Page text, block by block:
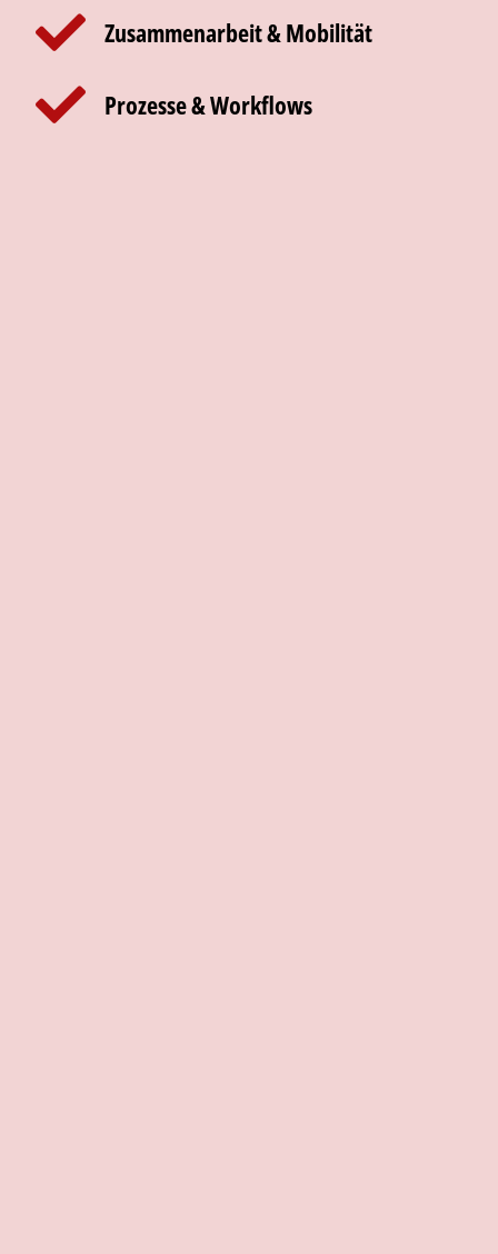
Zusammenarbeit & Mobilität
Prozesse & Workflows